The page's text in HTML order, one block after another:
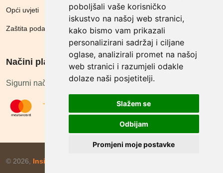
poboljšali vaše korisničko
iskustvo na našoj web stranici,
kako bismo vam prikazali
personalizirani sadržaj i ciljane
oglase, analizirali promet na našoj
web stranici i razumjeli odakle
dolaze naši posjetitelji.
Slažem se
Odbijam
Promjeni moje postavke
Opći uvjeti
Zaštita podataka
Načini plačanja
Sigurni načini plaćanja
© 2026, Insist d.o.o.